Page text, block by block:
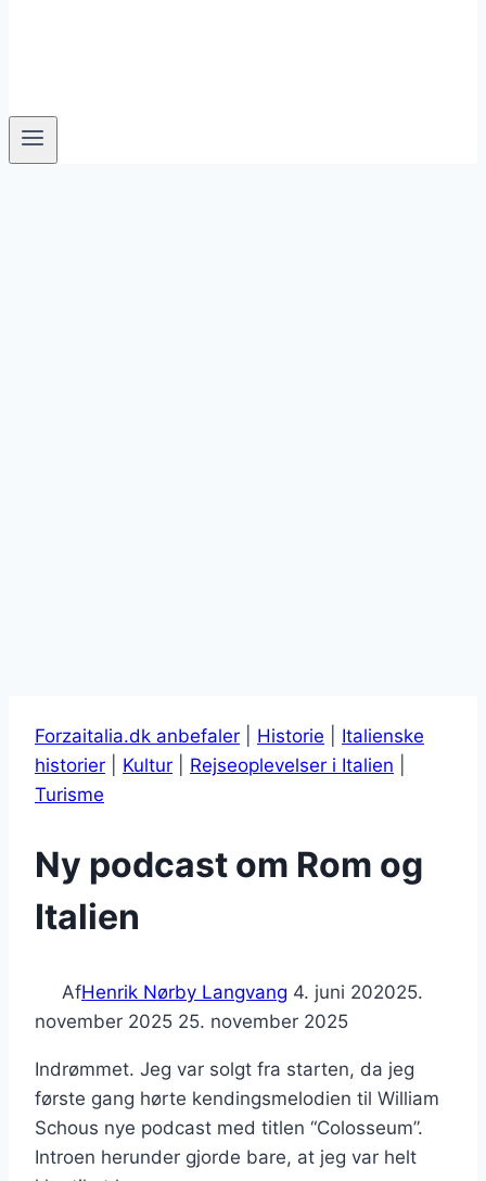
Forzaitalia.dk anbefaler Historie
Italienske
historier
Kultur Rejseoplevelser i Italien
Turisme
Ny podcast om Rom og
Italien
AfHenrik Nørby Langvang 4. juni 202025.
november 2025 25. november 2025
Indrømmet. Jeg var solgt fra starten, da jeg
første gang hørte kendingsmelodien til William
Schous nye podcast med titlen “Colosseum”.
Introen herunder gjorde bare, at jeg var helt